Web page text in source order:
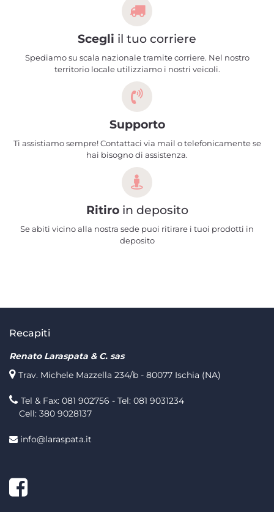
Scegli il tuo corriere
Spediamo su scala nazionale tramite corriere. Nel nostro
territorio locale utilizziamo i nostri veicoli.
Supporto
Ti assistiamo sempre! Contattaci via mail o telefonicamente se
hai bisogno di assistenza.
Ritiroin deposito
Se abiti vicino alla nostra sede puoi ritirare i tuoi prodotti in
deposito
Recapiti
Renato Laraspata & C. sas
Trav. Michele Mazzella 234/b - 80077 Ischia (NA)
Tel & Fax: 081 902756 - Tel: 081 9031234
Cell: 380 9028137
info@laraspata.it
Facebook